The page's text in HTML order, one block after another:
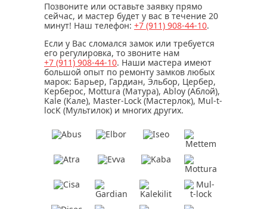
Позвоните или оставьте заявку прямо
сейчас, и мастер будет у вас в течение 20
минут! Наш телефон: +7 (911) 908-44-10.
Если у Вас сломался замок или требуется
его регулировка, то звоните нам
+7 (911) 908-44-10. Наши мастера имеют
большой опыт по ремонту замков любых
марок: Барьер, Гардиан, Эльбор, Цербер,
Керберос, Mottura (Матура), Abloy (Аблой),
Kale (Кале), Master-Lock (Мастерлок), Mul-t-
locK (Мультилок) и многих других.